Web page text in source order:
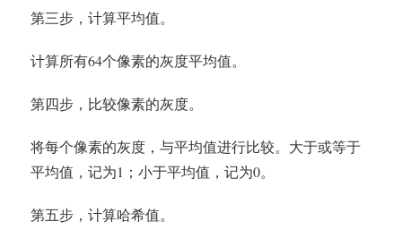
第三步，计算平均值。
计算所有64个像素的灰度平均值。
第四步，比较像素的灰度。
将每个像素的灰度，与平均值进行比较。大于或等于
平均值，记为1；小于平均值，记为0。
第五步，计算哈希值。